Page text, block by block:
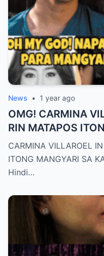
News • 1 year ago
OMG! CARMINA
RIN MATAPOS
KANYANG ANAK
CARMINA VILLAROEL
ITONG MANGYARI SA
Hindi…